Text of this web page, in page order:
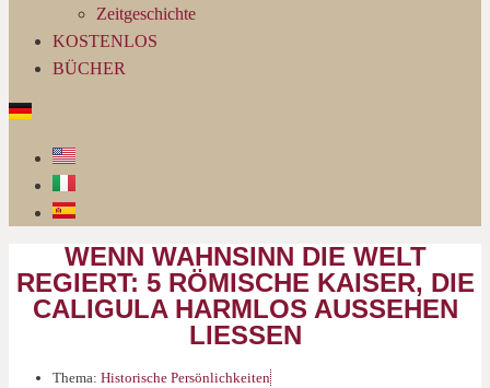
Zeitgeschichte
KOSTENLOS
BÜCHER
WENN WAHNSINN DIE WELT
REGIERT: 5 RÖMISCHE KAISER, DIE
CALIGULA HARMLOS AUSSEHEN
LIESSEN
Thema: Historische Persönlichkeiten